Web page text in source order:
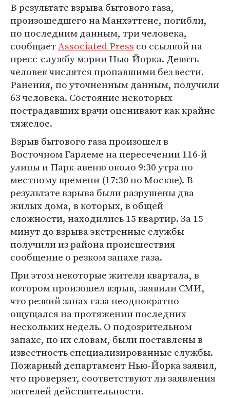
В результате взрыва бытового газа,
произошедшего на Манхэттене, погибли,
по последним данным, три человека,
сообщаетAssociated Press со ссылкой на
пресс-службу мэрии Нью-Йорка. Девять
человек числятся пропавшими без вести.
Ранения, по уточненным данным, получили
63 человека. Состояние некоторых
пострадавших врачи оценивают как крайне
тяжелое.
Взрыв бытового газа произошел в
Восточном Гарлеме на пересечении 116-й
улицы и Парк-авеню около 9:30 утра по
местному времени (17:30 по Москве). В
результате взрыва были разрушены два
жилых дома, в которых, в общей
сложности, находились 15 квартир. За 15
минут до взрыва экстренные службы
получили из района происшествия
сообщение о резком запахе газа.
При этом некоторые жители квартала, в
котором произошел взрыв, заявили СМИ,
что резкий запах газа неоднократно
ощущался на протяжении последних
нескольких недель. О подозрительном
запахе, по их словам, были поставлены в
известность специализированные службы.
Пожарный департамент Нью-Йорка заявил,
что проверяет, соответствуют ли заявления
жителей действительности.